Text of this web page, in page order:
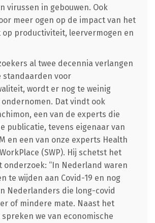
virussen in gebouwen. Ook
meer ogen op de impact van het
productiviteit, leervermogen en
al twee decennia verlangen
standaarden voor
wordt er nog te weinig
Dat vindt ook
een van de experts die
publicatie, tevens eigenaar van
en een van onze experts Health
(SWP). Hij schetst het
onderzoek: “In Nederland waren
te wijden aan Covid-19 en nog
Nederlanders die long-covid
of mindere mate. Naast het
we van economische